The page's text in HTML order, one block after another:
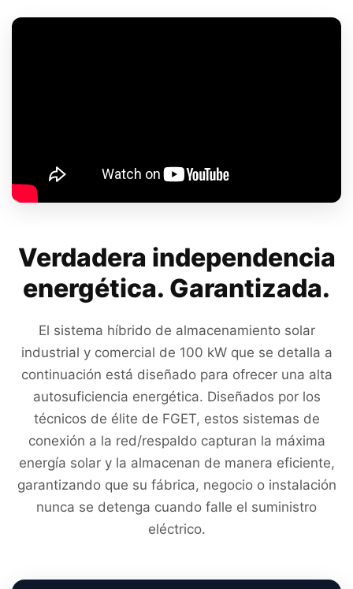
Verdadera independencia
energética. Garantizada.
El sistema híbrido de almacenamiento solar
industrial y comercial de 100 kW que se detalla a
continuación está diseñado para ofrecer una alta
autosuficiencia energética. Diseñados por los
técnicos de élite de FGET, estos sistemas de
conexión a la red/respaldo capturan la máxima
energía solar y la almacenan de manera eficiente,
garantizando que su fábrica, negocio o instalación
nunca se detenga cuando falle el suministro
eléctrico.